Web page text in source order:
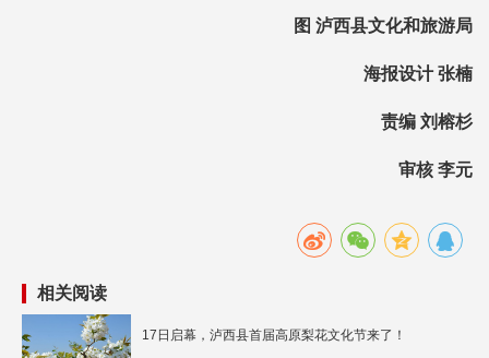
图 泸西县文化和旅游局
海报设计 张楠
责编 刘榕杉
审核 李元
相关阅读
17日启幕，泸西县首届高原梨花文化节来了！